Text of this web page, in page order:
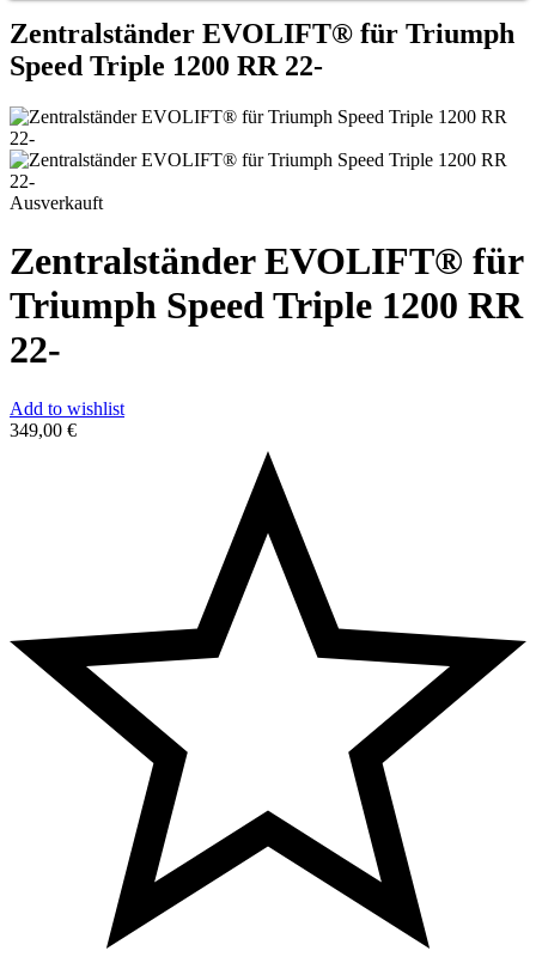
Zentralständer EVOLIFT® für Triumph
Speed Triple 1200 RR 22-
Ausverkauft
Zentralständer EVOLIFT® für
Triumph Speed Triple 1200 RR
22-
Add to wishlist
349,00 €